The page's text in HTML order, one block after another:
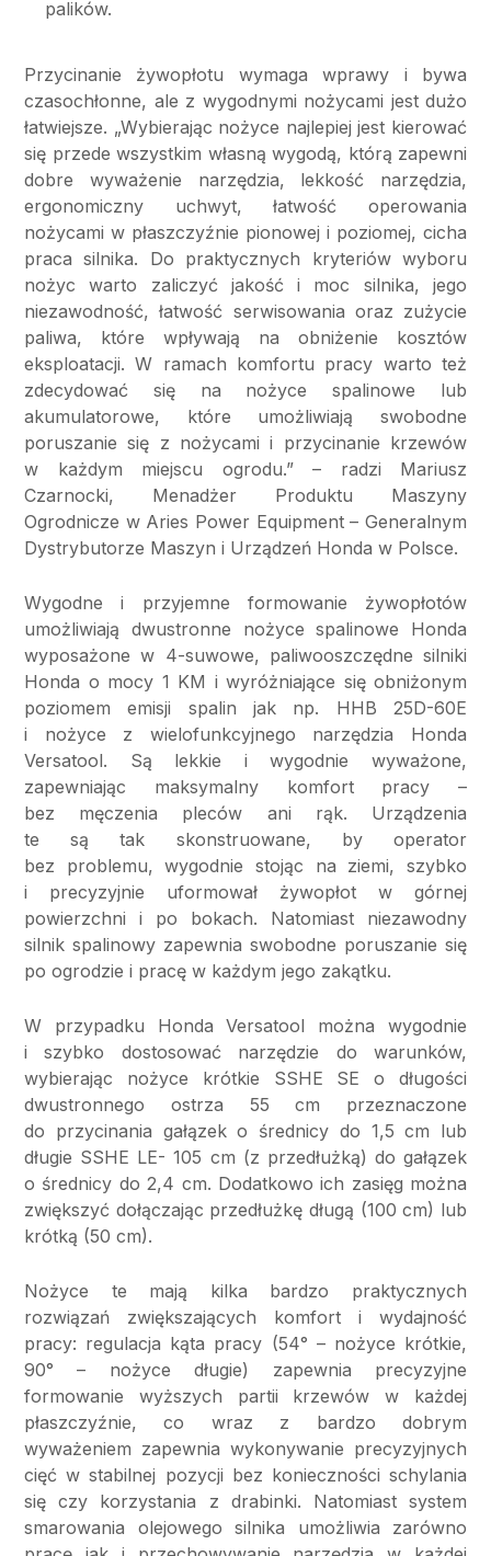
palików.
Przycinanie żywopłotu wymaga wprawy i bywa
czasochłonne, ale z wygodnymi nożycami jest dużo
łatwiejsze. „Wybierając nożyce najlepiej jest kierować
się przede wszystkim własną wygodą, którą zapewni
dobre wyważenie narzędzia, lekkość narzędzia,
ergonomiczny uchwyt, łatwość operowania
nożycami w płaszczyźnie pionowej i poziomej, cicha
praca silnika. Do praktycznych kryteriów wyboru
nożyc warto zaliczyć jakość i moc silnika, jego
niezawodność, łatwość serwisowania oraz zużycie
paliwa, które wpływają na obniżenie kosztów
eksploatacji. W ramach komfortu pracy warto też
zdecydować się na nożyce spalinowe lub
akumulatorowe, które umożliwiają swobodne
poruszanie się z nożycami i przycinanie krzewów
w każdym miejscu ogrodu.” – radzi Mariusz
Czarnocki, Menadżer Produktu Maszyny
Ogrodnicze w Aries Power Equipment – Generalnym
Dystrybutorze Maszyn i Urządzeń Honda w Polsce.
Wygodne i przyjemne formowanie żywopłotów
umożliwiają dwustronne nożyce spalinowe Honda
wyposażone w 4-suwowe, paliwooszczędne silniki
Honda o mocy 1 KM i wyróżniające się obniżonym
poziomem emisji spalin jak np. HHB 25D-60E
i nożyce z wielofunkcyjnego narzędzia Honda
Versatool. Są lekkie i wygodnie wyważone,
zapewniając maksymalny komfort pracy –
bez męczenia pleców ani rąk. Urządzenia
te są tak skonstruowane, by operator
bez problemu, wygodnie stojąc na ziemi, szybko
i precyzyjnie uformował żywopłot w górnej
powierzchni i po bokach. Natomiast niezawodny
silnik spalinowy zapewnia swobodne poruszanie się
po ogrodzie i pracę w każdym jego zakątku.
W przypadku Honda Versatool można wygodnie
i szybko dostosować narzędzie do warunków,
wybierając nożyce krótkie SSHE SE o długości
dwustronnego ostrza 55 cm przeznaczone
do przycinania gałązek o średnicy do 1,5 cm lub
długie SSHE LE- 105 cm (z przedłużką) do gałązek
o średnicy do 2,4 cm. Dodatkowo ich zasięg można
zwiększyć dołączając przedłużkę długą (100 cm) lub
krótką (50 cm).
Nożyce te mają kilka bardzo praktycznych
rozwiązań zwiększających komfort i wydajność
pracy: regulacja kąta pracy (54° – nożyce krótkie,
90° – nożyce długie) zapewnia precyzyjne
formowanie wyższych partii krzewów w każdej
płaszczyźnie, co wraz z bardzo dobrym
wyważeniem zapewnia wykonywanie precyzyjnych
cięć w stabilnej pozycji bez konieczności schylania
się czy korzystania z drabinki. Natomiast system
smarowania olejowego silnika umożliwia zarówno